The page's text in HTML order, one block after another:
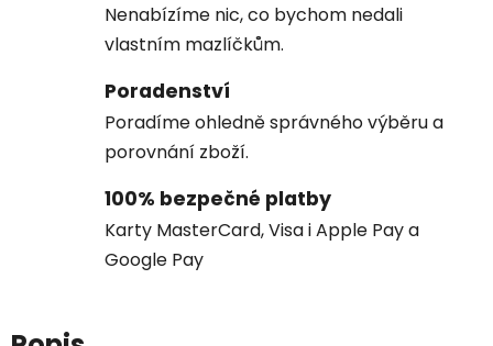
Nenabízíme nic, co bychom nedali
vlastním mazlíčkům.
Poradenství
Poradíme ohledně správného výběru a
porovnání zboží.
100% bezpečné platby
Karty MasterCard, Visa i Apple Pay a
Google Pay